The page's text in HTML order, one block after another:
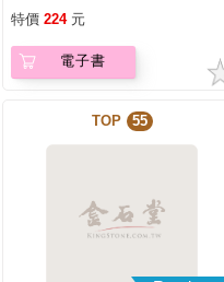
特價 224 元
電子書
TOP 55